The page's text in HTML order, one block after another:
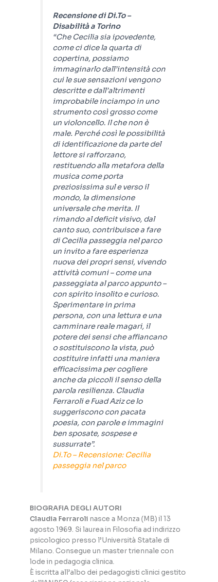
Recensione di Di.To –
Disabilità a Torino
“Che Cecilia sia ipovedente,
come ci dice la quarta di
copertina, possiamo
immaginarlo dall’intensità con
cui le sue sensazioni vengono
descritte e dall’altrimenti
improbabile inciampo in uno
strumento così grosso come
un violoncello. Il che non è
male. Perché così le possibilità
di identificazione da parte del
lettore si rafforzano,
restituendo alla metafora della
musica come porta
preziosissima sul e verso il
mondo, la dimensione
universale che merita. Il
rimando al deficit visivo, dal
canto suo, contribuisce a fare
di Cecilia passeggia nel parco
un invito a fare esperienza
nuova dei propri sensi, vivendo
attività comuni – come una
passeggiata al parco appunto –
con spirito insolito e curioso.
Sperimentare in prima
persona, con una lettura e una
camminare reale magari, il
potere dei sensi che affiancano
o sostituiscono la vista, può
costituire infatti una maniera
efficacissima per cogliere
anche da piccoli il senso della
parola resilienza. Claudia
Ferraroli e Fuad Aziz ce lo
suggeriscono con pacata
poesia, con parole e immagini
ben sposate, sospese e
sussurrate”.
Di.To – Recensione: Cecilia
passeggia nel parco
BIOGRAFIA DEGLI AUTORI
Claudia Ferraroli nasce a Monza (MB) il 13
agosto 1969. Si laurea in Filosofia ad indirizzo
psicologico presso l’Università Statale di
Milano. Consegue un master triennale con
lode in pedagogia clinica.
È iscritta all’albo dei pedagogisti clinici gestito